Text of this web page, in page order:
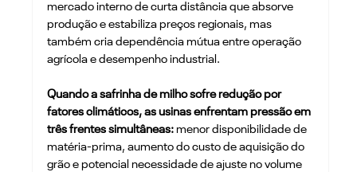
mercado interno de curta distância que absorve
produção e estabiliza preços regionais, mas
também cria dependência mútua entre operação
agrícola e desempenho industrial.
Quando a safrinha de milho sofre redução por
fatores climáticos, as usinas enfrentam pressão em
três frentes simultâneas: menor disponibilidade de
matéria-prima, aumento do custo de aquisição do
grão e potencial necessidade de ajuste no volume